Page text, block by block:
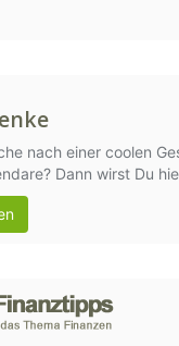
nach einer coolen
Dann wirst Du